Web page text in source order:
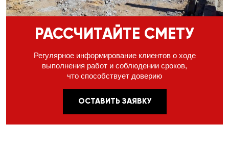
РАССЧИТАЙТЕ СМЕТУ
Регулярное информирование клиентов о ходе
выполнения работ и соблюдении сроков,
что способствует доверию
ОСТАВИТЬ ЗАЯВКУ